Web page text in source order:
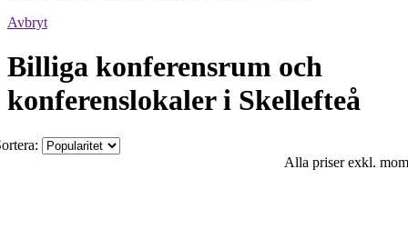
Avbryt
Billiga konferensrum och
konferenslokaler i Skellefteå
Alla priser exkl.